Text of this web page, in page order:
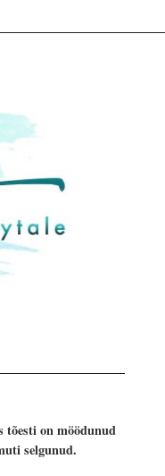
tõesti on möödunud
selgunud.